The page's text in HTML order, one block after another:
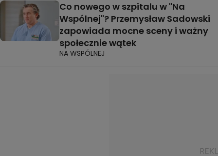
Co nowego w szpitalu w "Na
Wspólnej"? Przemysław Sadowski
zapowiada mocne sceny i ważny
społecznie wątek
NA WSPÓLNEJ